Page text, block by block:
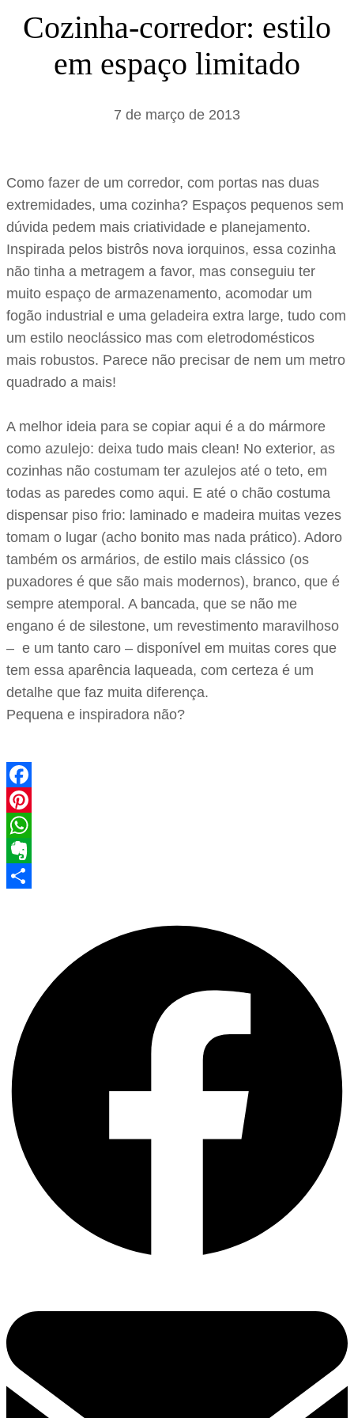
a
Cozinha-corredor: estilo
em espaço limitado
7 de março de 2013
Como fazer de um corredor, com portas nas duas
extremidades, uma cozinha? Espaços pequenos sem
dúvida pedem mais criatividade e planejamento.
Inspirada pelos bistrôs nova iorquinos, essa cozinha
não tinha a metragem a favor, mas conseguiu ter
muito espaço de armazenamento, acomodar um
fogão industrial e uma geladeira extra large, tudo com
um estilo neoclássico mas com eletrodomésticos
mais robustos. Parece não precisar de nem um metro
quadrado a mais!
A melhor ideia para se copiar aqui é a do mármore
como azulejo: deixa tudo mais clean! No exterior, as
cozinhas não costumam ter azulejos até o teto, em
todas as paredes como aqui. E até o chão costuma
dispensar piso frio: laminado e madeira muitas vezes
tomam o lugar (acho bonito mas nada prático). Adoro
também os armários, de estilo mais clássico (os
puxadores é que são mais modernos), branco, que é
sempre atemporal. A bancada, que se não me
engano é de silestone, um revestimento maravilhoso
– e um tanto caro – disponível em muitas cores que
tem essa aparência laqueada, com certeza é um
detalhe que faz muita diferença.
Pequena e inspiradora não?
Facebook
Pinterest
WhatsApp
Evernote